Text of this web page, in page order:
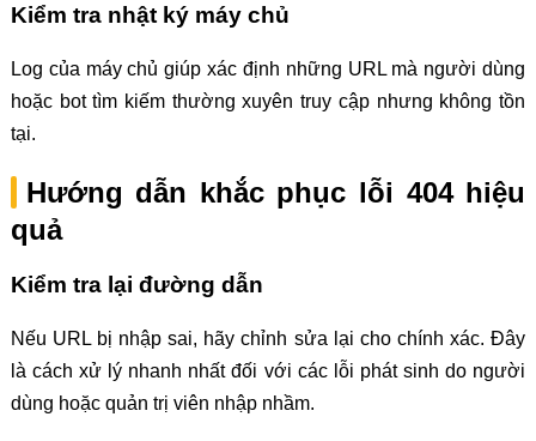
Kiểm tra nhật ký máy chủ
Log của máy chủ giúp xác định những URL mà người dùng
hoặc bot tìm kiếm thường xuyên truy cập nhưng không tồn
tại.
Hướng dẫn khắc phục lỗi 404 hiệu
quả
Kiểm tra lại đường dẫn
Nếu URL bị nhập sai, hãy chỉnh sửa lại cho chính xác. Đây
là cách xử lý nhanh nhất đối với các lỗi phát sinh do người
dùng hoặc quản trị viên nhập nhầm.